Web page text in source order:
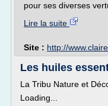
pour ses diverses
Lire la suite
Site : http://
Les huiles
La Tribu Nature et
Loading...